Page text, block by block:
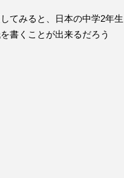
てみると、日本の中学2年生
書くことが出来るだろう